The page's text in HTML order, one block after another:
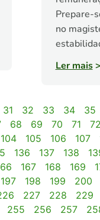
Prepare-
no
Ler mais>
31 32 33 34 35
68 69 70 71 72
104 105 106 107
136 137 138
167 168 169
197 198 199 200
227 228 229
255 256 257